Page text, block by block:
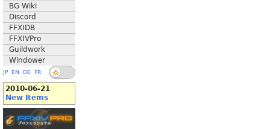
BG Wiki
Discord
FFXIDB
FFXIVPro
Guildwork
Windower
JP EN DE FR
2010-06-21
New Items